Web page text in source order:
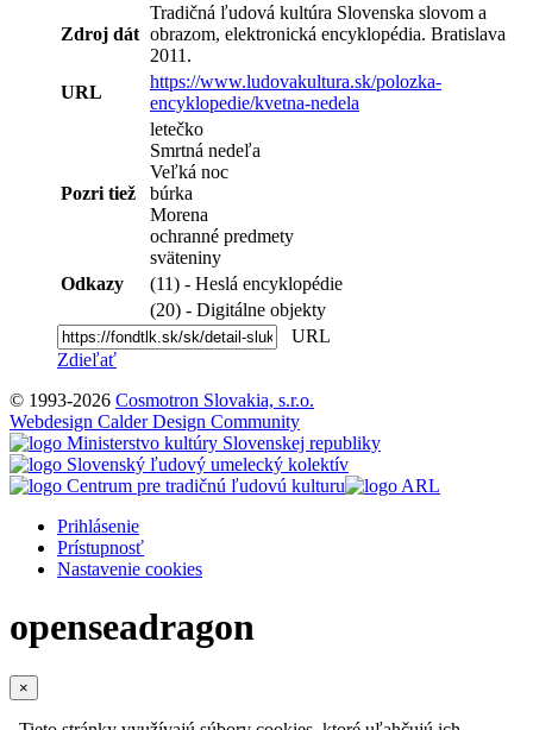
Zdroj dát
Tradičná ľudová kultúra Slovenska slovom a
obrazom, elektronická encyklopédia. Bratislava
2011.
URL
https://www.ludovakultura.sk/polozka-
encyklopedie/kvetna-nedela
Pozri tiež
letečko
Smrtná nedeľa
Veľká noc
búrka
Morena
ochranné predmety
sväteniny
Odkazy
(11) - Heslá encyklopédie
(20) - Digitálne objekty
URL
Zdieľať
© 1993-2026 Cosmotron Slovakia, s.r.o.
Webdesign Calder Design Community
Prihlásenie
Prístupnosť
Nastavenie cookies
openseadragon
×